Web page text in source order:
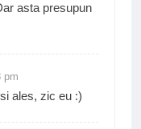
asta presupun
pm
ales, zic eu :)